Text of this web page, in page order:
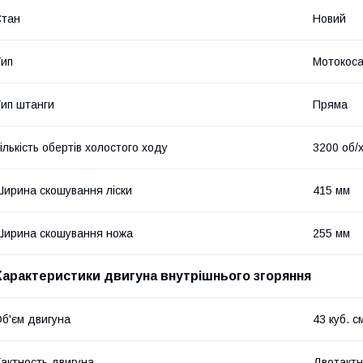
Новий
Мотокоса
штанги Пряма
обертів холостого ходу 3200 об/
скошування ліски 415 мм
скошування ножа 255 мм
двигуна внутрішнього згоряння
двигуна 43 куб.